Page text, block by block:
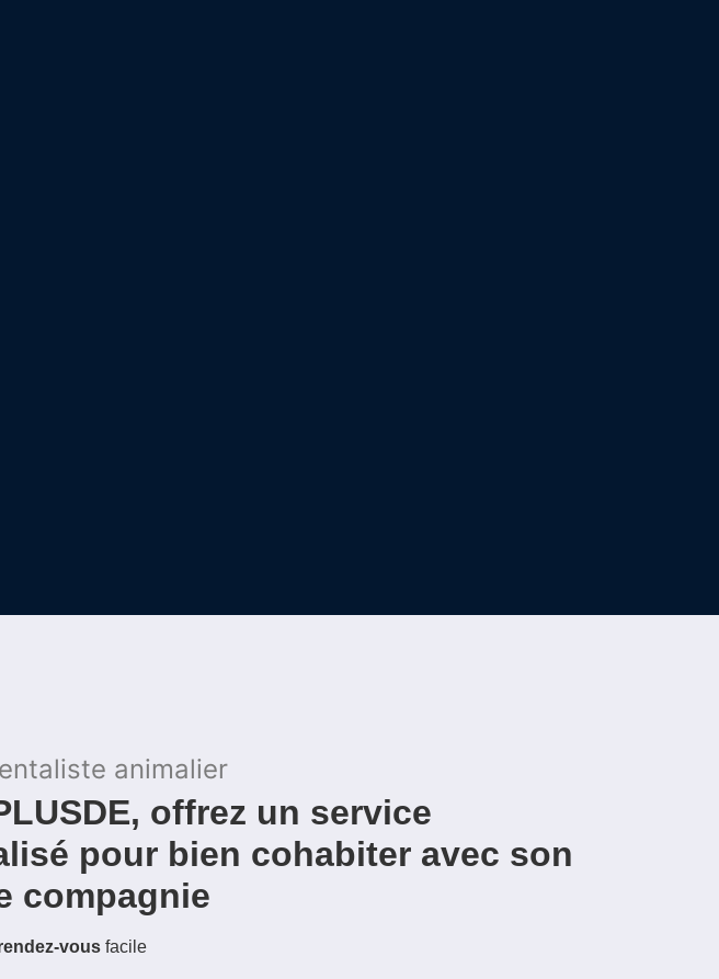
animalier
offrez un service
pour bien cohabiter avec son
compagnie
vous facile